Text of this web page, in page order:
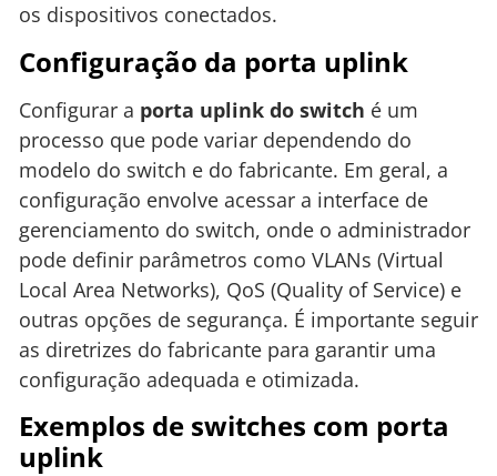
os dispositivos conectados.
Configuração da porta uplink
Configurar a porta uplink do switch é um
processo que pode variar dependendo do
modelo do switch e do fabricante. Em geral, a
configuração envolve acessar a interface de
gerenciamento do switch, onde o administrador
pode definir parâmetros como VLANs (Virtual
Local Area Networks), QoS (Quality of Service) e
outras opções de segurança. É importante seguir
as diretrizes do fabricante para garantir uma
configuração adequada e otimizada.
Exemplos de switches com porta
uplink